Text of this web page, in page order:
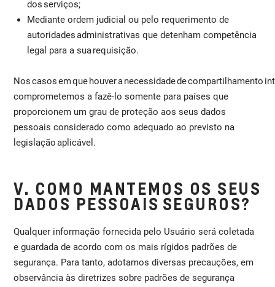
dos serviços;
Mediante ordem judicial ou pelo requerimento de
autoridades administrativas que detenham competência
legal para a sua requisição.
Nos casos em que houver a necessidade de compartilhamento
comprometemos a fazê-lo somente para países que
proporcionem um grau de proteção aos seus dados
pessoais considerado como adequado ao previsto na
legislação aplicável.
V. COMO MANTEMOS OS SEUS
DADOS PESSOAIS SEGUROS?
Qualquer informação fornecida pelo Usuário será coletada
e guardada de acordo com os mais rígidos padrões de
segurança. Para tanto, adotamos diversas precauções, em
observância às diretrizes sobre padrões de segurança